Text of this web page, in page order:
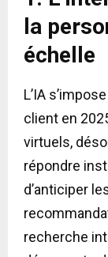
la
échelle
L’IA
client en
virtuels,
répondre
d’anticiper
recherche